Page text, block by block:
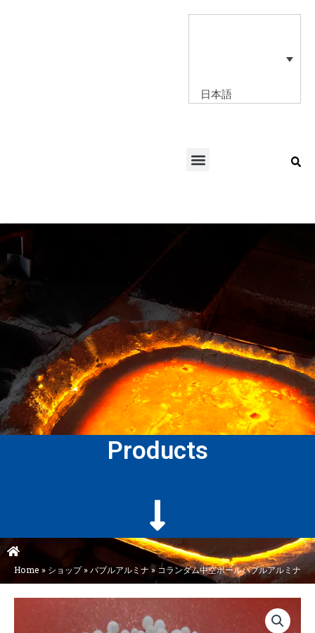
日本語
Menu
Products
Home » ショップ»バブルアルミナ»コランダム中空ボールバブルアルミナ